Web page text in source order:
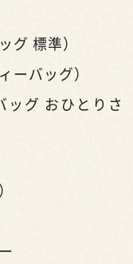
グ 標準）
ーバッグ）
ッグ おひとりさ